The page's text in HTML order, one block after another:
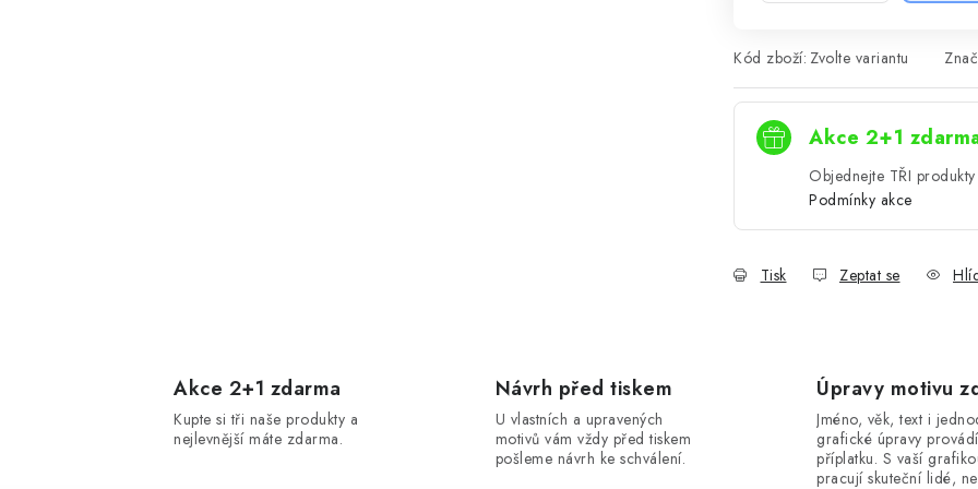
Kód zboží: Zvolte variantu
Akce 2+1
Objednejte TŘI
Podmínky akce
Tisk Zeptat se
Akce 2+1 zdarma
Kupte si tři naše produkty a
nejlevnější máte zdarma.
Návrh před tiskem
U vlastních a upravených
motivů vám vždy před tiskem
pošleme návrh ke schválení.
Úpravy motivu
Jméno, věk, text i
grafické úpravy
příplatku. S vaší
pracují skuteční lidé,